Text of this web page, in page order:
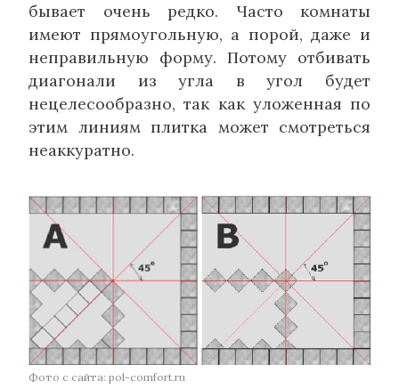
бывает очень редко. Часто комнаты
имеют прямоугольную, а порой, даже и
неправильную форму. Потому отбивать
диагонали из угла в угол будет
нецелесообразно, так как уложенная по
этим линиям плитка может смотреться
неаккуратно.
Фото с сайта: pol-comfort.ru